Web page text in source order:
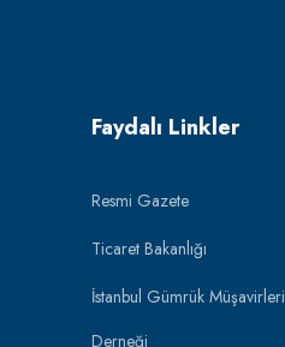
Faydalı Linkler
Resmi Gazete
Ticaret Bakanlığı
İstanbul Gümrük Müşavirleri
Derneği